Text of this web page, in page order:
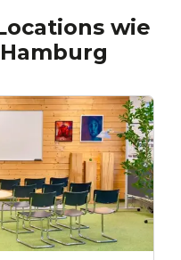
wie
Hamburg